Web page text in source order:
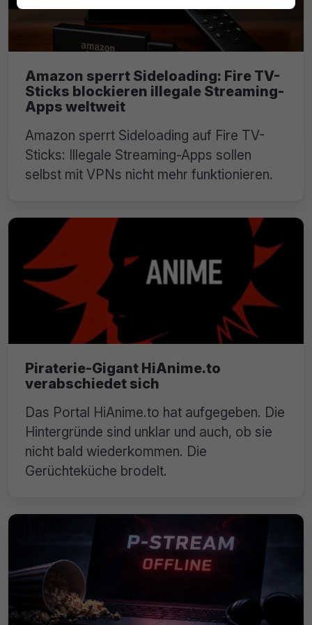
Amazon sperrt Sideloading: Fire TV-
Sticks blockieren illegale Streaming-
Apps weltweit
Amazon sperrt Sideloading auf Fire TV-
Sticks: Illegale Streaming-Apps sollen
selbst mit VPNs nicht mehr funktionieren.
Piraterie-Gigant HiAnime.to
verabschiedet sich
Das Portal HiAnime.to hat aufgegeben. Die
Hintergründe sind unklar und auch, ob sie
nicht bald wiederkommen. Die
Gerüchteküche brodelt.